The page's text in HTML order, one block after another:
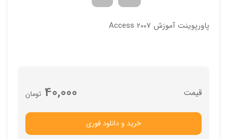
پاورپوینت آموزش Access 2007
تومان 40,000
خرید و دانلود فوری